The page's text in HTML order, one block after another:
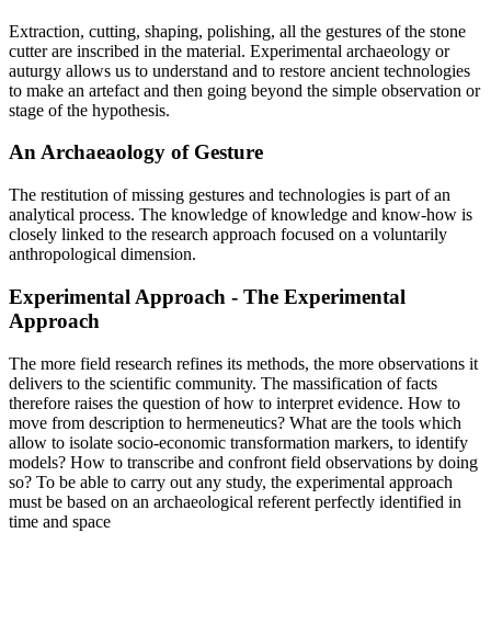
Extraction, cutting, shaping, polishing, all the gestures of the stone
cutter are inscribed in the material. Experimental archaeology or
auturgy allows us to understand and to restore ancient technologies
to make an artefact and then going beyond the simple observation or
stage of the hypothesis.
An Archaeaology of Gesture
The restitution of missing gestures and technologies is part of an
analytical process. The knowledge of knowledge and know-how is
closely linked to the research approach focused on a voluntarily
anthropological dimension.
Experimental Approach - The Experimental
Approach
The more field research refines its methods, the more observations it
delivers to the scientific community. The massification of facts
therefore raises the question of how to interpret evidence. How to
move from description to hermeneutics? What are the tools which
allow to isolate socio-economic transformation markers, to identify
models? How to transcribe and confront field observations by doing
so? To be able to carry out any study, the experimental approach
must be based on an archaeological referent perfectly identified in
time and space